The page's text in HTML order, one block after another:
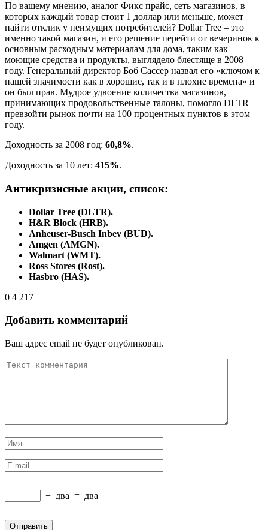
По вашему мнению, аналог Фикс прайс, сеть магазинов, в
которых каждый товар стоит 1 доллар или меньше, может
найти отклик у неимущих потребителей? Dollar Tree – это
именно такой магазин, и его решение перейти от вечеринок к
основным расходным материалам для дома, таким как
моющие средства и продукты, выглядело блестяще в 2008
году. Генеральный директор Боб Сассер назвал его «ключом к
нашей значимости как в хорошие, так и в плохие времена» и
он был прав. Мудрое удвоение количества магазинов,
принимающих продовольственные талоны, помогло DLTR
превзойти рынок почти на 100 процентных пунктов в этом
году.
Доходность за 2008 год: 60,8%.
Доходность за 10 лет: 415%.
Антикризисные акции, список:
Dollar Tree (DLTR).
H&R Block (HRB).
Anheuser-Busch Inbev (BUD).
Amgen (AMGN).
Walmart (WMT).
Ross Stores (Rost).
Hasbro (HAS).
0 4 217
Добавить комментарий
Ваш адрес email не будет опубликован.
− два = два